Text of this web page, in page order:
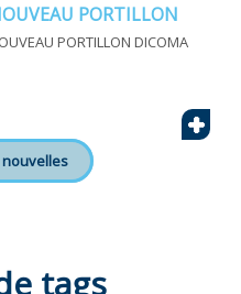
PORTILLON
PORTILLON DICOMA
+
tags